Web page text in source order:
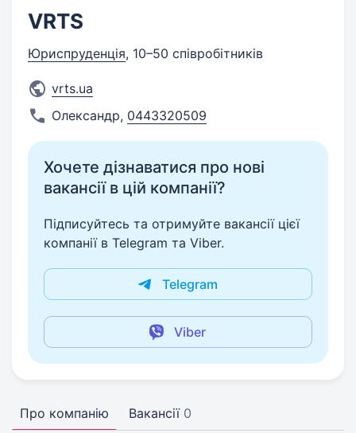
VRTS
Юриспруденція, 10–50 співробітників
vrts.ua
Олександр, 0443320509
Хочете дізнаватися про нові
вакансії в цій компанії?
Підписуйтесь та отримуйте вакансії цієї
компанії в Telegram та Viber.
Telegram
Viber
Про компанію Вакансії 0